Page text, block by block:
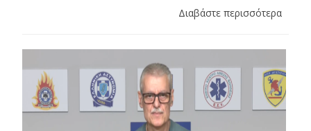
Διαβάστε περισσότερα